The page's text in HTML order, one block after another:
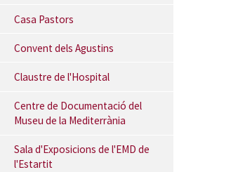
Casa Pastors
Convent dels Agustins
Claustre de l'Hospital
Centre de Documentació del
Museu de la Mediterrània
Sala d'Exposicions de l'EMD de
l'Estartit